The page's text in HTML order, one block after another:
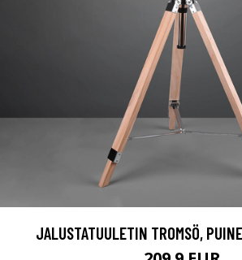
JALUSTATUULETIN TROMSÖ,